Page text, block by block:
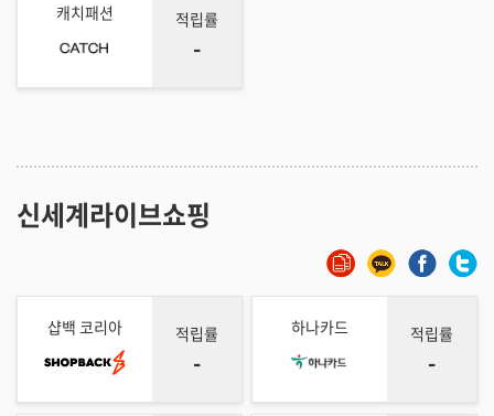
캐치패션 적립률
-
신세계라이브쇼핑
샵백 코리아 적립률
-
하나카드 적립률
-